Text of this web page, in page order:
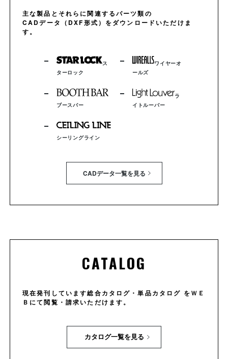
主な製品とそれらに関連するパーツ類の
CADデータ（DXF形式）をダウンロードいただけま
す。
ス
ターロック
ブースバー
シーリングライン
ワイヤーオ
ールズ
ラ
イトルーバー
CADデータ一覧を見る
CATALOG
現在発刊しています総合カタログ・単品カタログ をＷＥ
Ｂにて閲覧・請求いただけます。
カタログ一覧を見る